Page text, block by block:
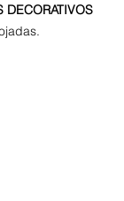
DECORATIVOS